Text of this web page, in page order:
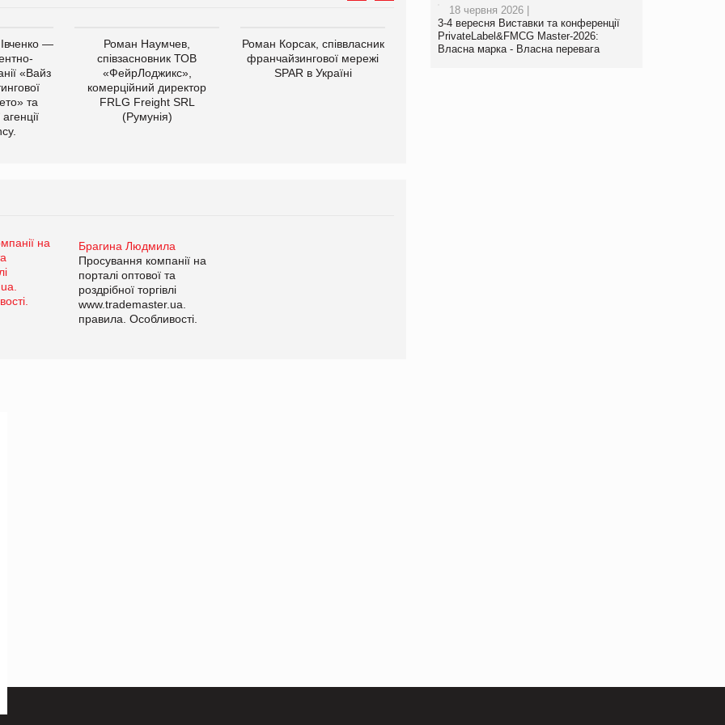
—
«Вайз
та
Роман Наумчев,
співзасновник ТОВ
«ФейрЛоджикс»,
комерційний директор
FRLG Freight SRL
(Румунія)
Роман Корсак, співвласник
франчайзингової мережі
SPAR в Україні
Олексій Логачов-Михайлов
Файно маркет Директор
Брагина Людмила
Просування компанії на
порталі оптової та
роздрібної торгівлі
www.trademaster.ua.
правила. Особливості.
18 червня 2026 |
3-4 вересня Виставки та конференції
PrivateLabel&FMCG Master-2026:
Власна марка - Власна перевага